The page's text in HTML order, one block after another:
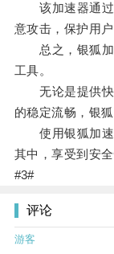
该加速器通过
意攻击，保护用
总之，银狐加
工具。
无论是提供快
的稳定流畅，银
使用银狐加速
其中，享受到安
#3#
评论
游客